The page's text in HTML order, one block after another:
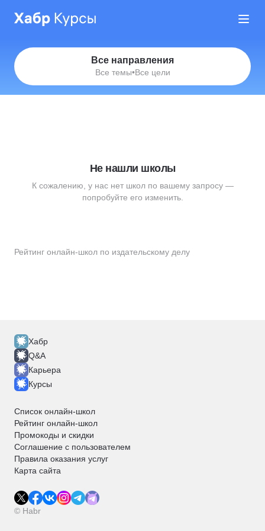
Все направления
Все темы•Все цели
Рейтинг онлайн-школ по издательскому делу
Не нашли школы
К сожалению, у нас нет школ по вашему запросу —
попробуйте его изменить.
Хабр
Q&A
Карьера
Курсы
Список онлайн-школ
Рейтинг онлайн-школ
Промокоды и скидки
Соглашение с пользователем
Правила оказания услуг
Карта сайта
© Habr